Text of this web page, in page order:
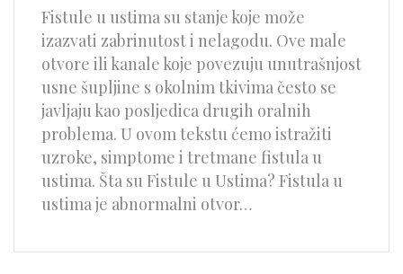
Fistule u ustima su stanje koje može
izazvati zabrinutost i nelagodu. Ove male
otvore ili kanale koje povezuju unutrašnjost
usne šupljine s okolnim tkivima često se
javljaju kao posljedica drugih oralnih
problema. U ovom tekstu ćemo istražiti
uzroke, simptome i tretmane fistula u
ustima. Šta su Fistule u Ustima? Fistula u
ustima je abnormalni otvor…